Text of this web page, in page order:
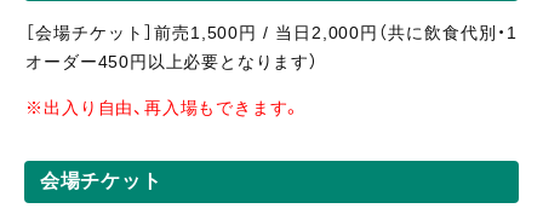
［会場チケット］前売1,500円 / 当日2,000円（共に飲食代別・1
オーダー450円以上必要となります）
※出入り自由、再入場もできます。
会場チケット